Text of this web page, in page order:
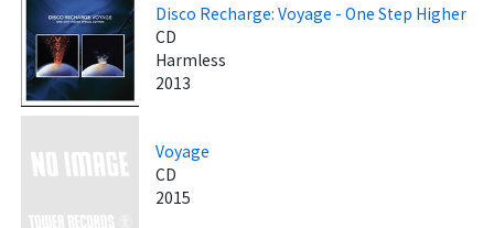
Disco Recharge: Voyage - One Step Higher
CD
Harmless
2013
Voyage
CD
2015